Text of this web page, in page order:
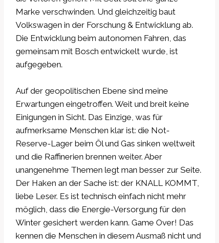
Marke verschwinden. Und gleichzeitig baut
Volkswagen in der Forschung & Entwicklung ab.
Die Entwicklung beim autonomen Fahren, das
gemeinsam mit Bosch entwickelt wurde, ist
aufgegeben.
Auf der geopolitischen Ebene sind meine
Erwartungen eingetroffen. Weit und breit keine
Einigungen in Sicht. Das Einzige, was für
aufmerksame Menschen klar ist: die Not-
Reserve-Lager beim Öl und Gas sinken weltweit
und die Raffinerien brennen weiter. Aber
unangenehme Themen legt man besser zur Seite.
Der Haken an der Sache ist: der KNALL KOMMT,
liebe Leser. Es ist technisch einfach nicht mehr
möglich, dass die Energie-Versorgung für den
Winter gesichert werden kann. Game Over! Das
kennen die Menschen in diesem Ausmaß nicht und